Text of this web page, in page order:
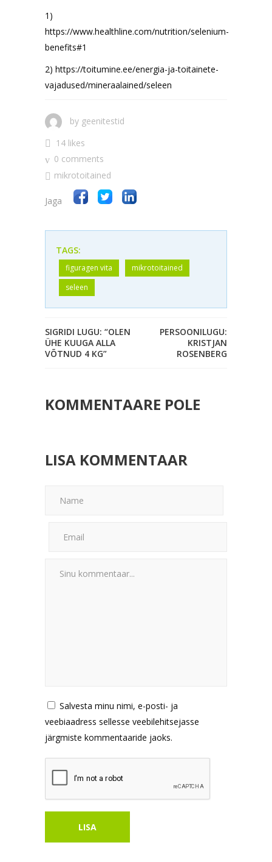
1)
https://www.healthline.com/nutrition/selenium-
benefits#1
2) https://toitumine.ee/energia-ja-toitainete-
vajadused/mineraalained/seleen
by geenitestid
14 likes
0 comments
mikrotoitained
Jaga
TAGS:
figuragen vita
mikrotoitained
seleen
SIGRIDI LUGU: “OLEN
ÜHE KUUGA ALLA
VÕTNUD 4 KG”
PERSOONILUGU:
KRISTJAN
ROSENBERG
KOMMENTAARE POLE
LISA KOMMENTAAR
Salvesta minu nimi, e-posti- ja
veebiaadress sellesse veebilehitsejasse
järgmiste kommentaaride jaoks.